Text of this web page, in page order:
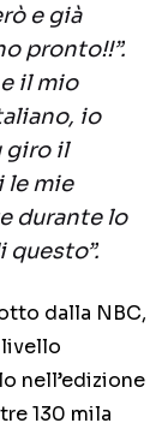
e già
pronto!!”.
il mio
io
giro il
le mie
durante lo
dalla NBC,
nell’edizione
130 mila